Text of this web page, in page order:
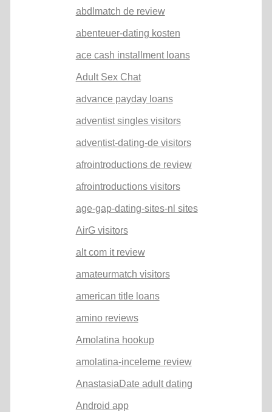
abdlmatch de review
abenteuer-dating kosten
ace cash installment loans
Adult Sex Chat
advance payday loans
adventist singles visitors
adventist-dating-de visitors
afrointroductions de review
afrointroductions visitors
age-gap-dating-sites-nl sites
AirG visitors
alt com it review
amateurmatch visitors
american title loans
amino reviews
Amolatina hookup
amolatina-inceleme review
AnastasiaDate adult dating
Android app